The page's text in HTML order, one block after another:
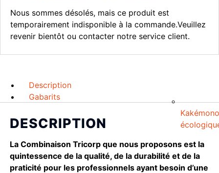
Kakémono
Nous sommes désolés, mais ce produit est
temporairement indisponible à la commande.Veuillez
revenir bientôt ou contacter notre service client.
Description
Gabarits
DESCRIPTION
La Combinaison Tricorp que nous proposons est la
quintessence de la qualité, de la durabilité et de la
praticité pour les professionnels ayant besoin d’une